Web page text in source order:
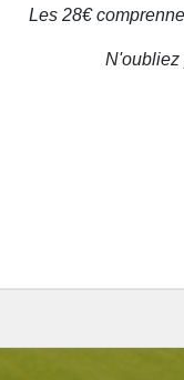
Les 28€
N'oubliez